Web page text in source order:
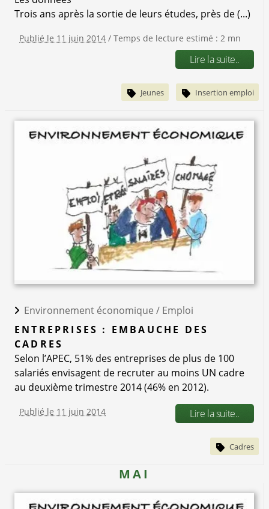
Trois ans après la sortie de leurs études, près de (...)
Publié le 11 juin 2014 / Temps de lecture estimé : 2 mn
Lire la suite..
Jeunes Insertion emploi
Environnement économique / Emploi
ENTREPRISES : EMBAUCHE DES
CADRES
Selon l’APEC, 51% des entreprises de plus de 100
salariés envisagent de recruter au moins UN cadre
au deuxième trimestre 2014 (46% en 2012).
Publié le 11 juin 2014 Lire la suite..
Cadres
MAI